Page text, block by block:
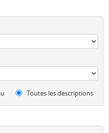
Toutes les descriptions